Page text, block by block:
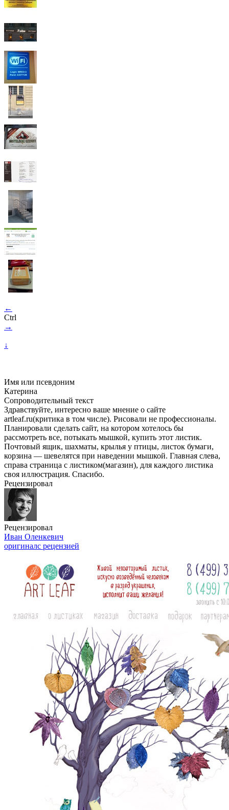
←
Ctrl
→
↓
Имя или псевдоним
Катерина
Сопроводительный текст
Здравствуйте, интересно ваше мнение о сайте
artleaf.ru(критика в том числе). Рисовали не профессионалы.
Планировали сделать сайт, на котором хотелось бы
рассмотреть все, потыкать мышкой, купить этот листик.
Почтовый ящик, шахматы, крылья у птицы, листок бумаги,
корзина — шевелятся при наведении мышкой. Главная слева,
справа страница с листиком(магазин), для каждого листика
своя иллюстрация. Спасибо.
Рецензировал
Рецензировал
Иван Оленкевич
оригиналс рецензией